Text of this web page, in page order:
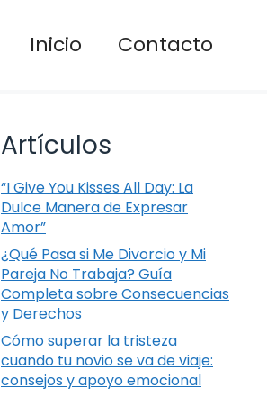
Inicio Contacto
Artículos
“I Give You Kisses All Day: La
Dulce Manera de Expresar
Amor”
¿Qué Pasa si Me Divorcio y Mi
Pareja No Trabaja? Guía
Completa sobre Consecuencias
y Derechos
Cómo superar la tristeza
cuando tu novio se va de viaje:
consejos y apoyo emocional